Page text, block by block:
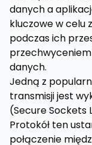
danych a
kluczowe w celu
podczas ich
danych.
Jedną z
transmisji jest
(Secure Sockets
Protokół ten
połączenie